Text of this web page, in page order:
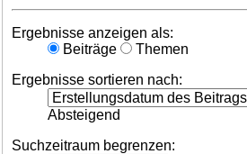
Ergebnisse anzeigen als:
Beiträge
Themen
Ergebnisse sortieren nach:
Absteigend
Suchzeitraum begrenzen: